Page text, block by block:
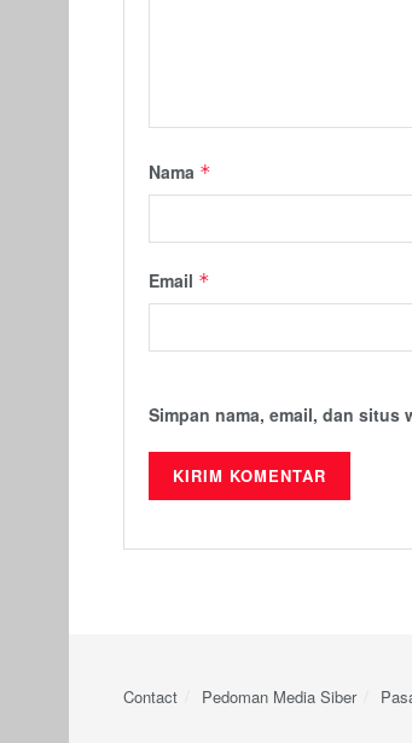
Nama *
Email *
Simpan nama, email, dan situs
Contact Pedoman Media Siber